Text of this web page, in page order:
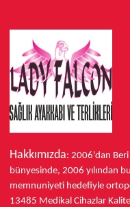
Hakkımızda: 2006'dan Beri
bünyesinde, 2006 yılından
memnuniyeti hedefiyle
13485 Medikal Cihazlar